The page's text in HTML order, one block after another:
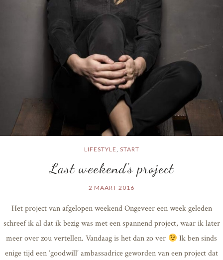
LIFESTYLE, START
Last weekend’s project
2 MAART 2016
Het project van afgelopen weekend Ongeveer een week geleden
schreef ik al dat ik bezig was met een spannend project, waar ik later
meer over zou vertellen. Vandaag is het dan zo ver
Ik ben sinds
enige tijd een ‘goodwill’ ambassadrice geworden van een project dat